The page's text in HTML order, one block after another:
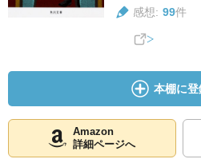
感想: 99件
本棚に登
Amazon
詳細ページへ